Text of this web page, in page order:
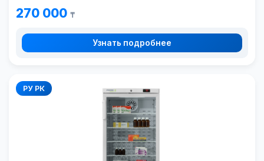
270 000 ₸
Узнать подробнее
РУ РК